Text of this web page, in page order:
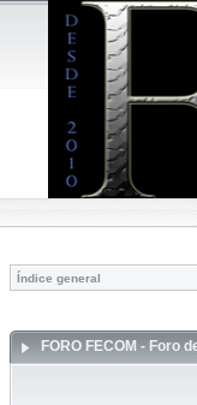
Índice general
FORO FECOM - Foro